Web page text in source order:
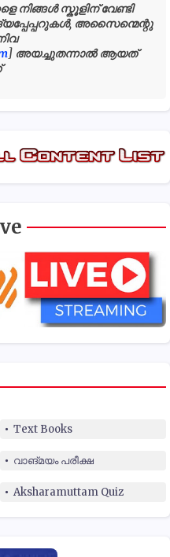
സ്കൂളിന് വേണ്ടി
അസൈന്മെന്റു
] അയച്ചുതന്നാൽ ആയത്
Text Books
വാങ്മയം പരീക്ഷ
Aksharamuttam Quiz